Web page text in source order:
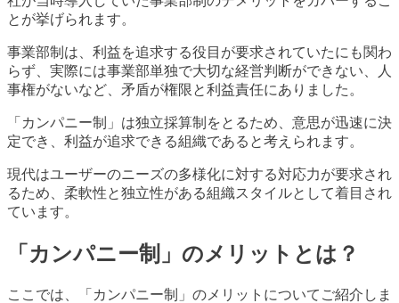
とが挙げられます。
事業部制は、利益を追求する役目が要求されていたにも関わ
らず、実際には事業部単独で大切な経営判断ができない、人
事権がないなど、矛盾が権限と利益責任にありました。
「カンパニー制」は独立採算制をとるため、意思が迅速に決
定でき、利益が追求できる組織であると考えられます。
現代はユーザーのニーズの多様化に対する対応力が要求され
るため、柔軟性と独立性がある組織スタイルとして着目され
ています。
「カンパニー制」のメリットとは？
ここでは、「カンパニー制」のメリットについてご紹介しま